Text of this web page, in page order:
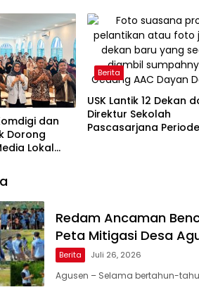
dan
Dorong
Lokal
Berita
USK Lantik 12 Dekan
Direktur Sekolah
Pascasarjana
Redam Ancaman
Peta Mitigasi Desa
Berita Juli 26, 2026
Agusen – Selama bertahun-